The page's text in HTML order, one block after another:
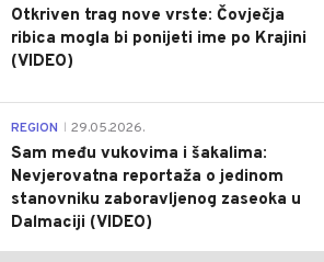
Otkriven trag nove vrste: Čovječja
ribica mogla bi ponijeti ime po Krajini
(VIDEO)
REGION 29.05.2026.
Sam među vukovima i šakalima:
Nevjerovatna reportaža o jedinom
stanovniku zaboravljenog zaseoka u
Dalmaciji (VIDEO)